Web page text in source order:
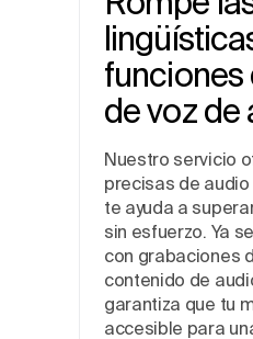
funciones
de voz de
Nuestro servicio
precisas de audio
te ayuda a
sin esfuerzo. Ya
con grabaciones
contenido de
garantiza que tu
accesible para